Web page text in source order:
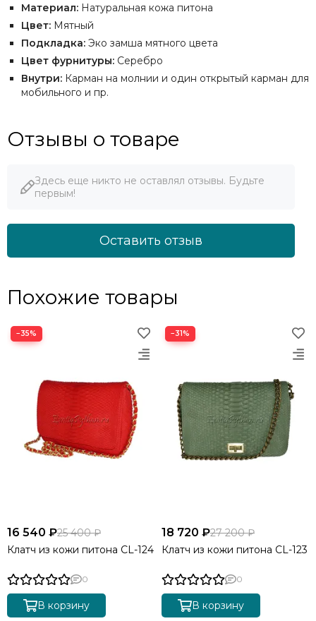
Материал: Натуральная кожа питона
Цвет: Мятный
Подкладка: Эко замша мятного цвета
Цвет фурнитуры: Серебро
Внутри: Карман на молнии и один открытый карман для
мобильного и пр.
Отзывы о товаре
Здесь еще никто не оставлял отзывы. Будьте
первым!
Оставить отзыв
Похожие товары
−35%
16 540 ₽25 400 ₽
Клатч из кожи питона CL-124
0
В корзину
−31%
18 720 ₽27 200 ₽
Клатч из кожи питона CL-123
0
В корзину